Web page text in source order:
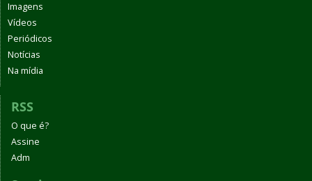
Imagens
Vídeos
Periódicos
Notícias
Na mídia
RSS
O que é?
Assine
Adm